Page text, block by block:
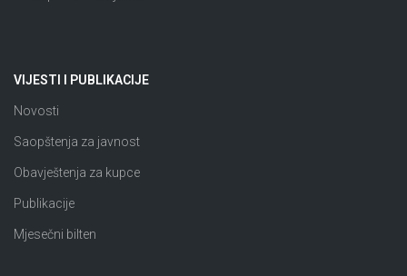
VIJESTI I PUBLIKACIJE
Novosti
Saopštenja za javnost
Obavještenja za kupce
Publikacije
Mjesečni bilten